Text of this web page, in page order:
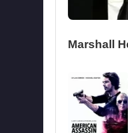
Marshall